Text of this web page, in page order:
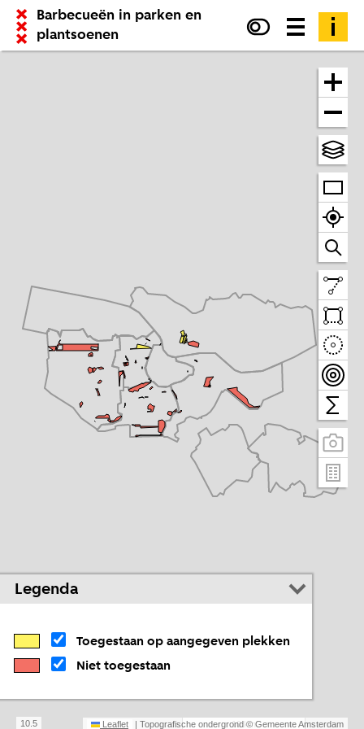
Barbecueën in parken en
plantsoenen
Legenda
Toegestaan op aangegeven plekken
Niet toegestaan
10 km
Leaflet | Topografische ondergrond © Gemeente Amsterdam
10.5